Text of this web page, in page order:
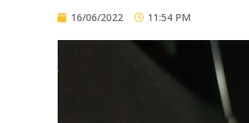
16/06/2022 11:54 PM